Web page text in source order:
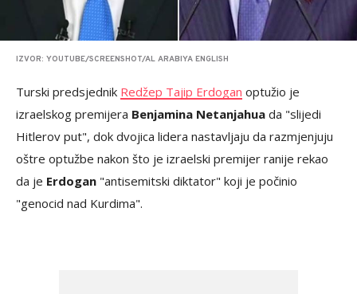
IZVOR: YOUTUBE/SCREENSHOT/AL ARABIYA ENGLISH
Turski predsjednik Redžep Tajip Erdogan optužio je
izraelskog premijera Benjamina Netanjahua da "slijedi
Hitlerov put", dok dvojica lidera nastavljaju da razmjenjuju
oštre optužbe nakon što je izraelski premijer ranije rekao
da je Erdogan "antisemitski diktator" koji je počinio
"genocid nad Kurdima".